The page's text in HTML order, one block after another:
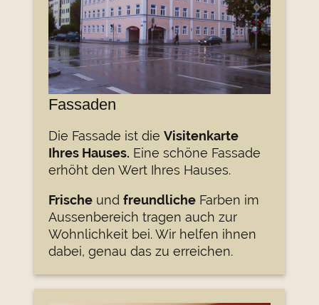
Fassaden
Die Fassade ist die Visitenkarte
Ihres Hauses. Eine schöne Fassade
erhöht den Wert Ihres Hauses.
Frische und freundliche Farben im
Aussenbereich tragen auch zur
Wohnlichkeit bei. Wir helfen ihnen
dabei, genau das zu erreichen.